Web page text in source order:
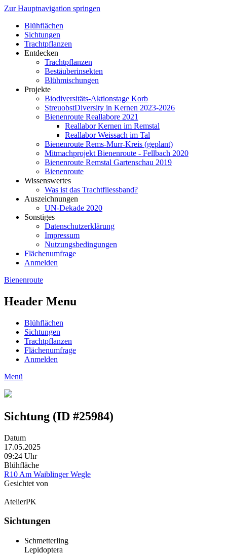
Zur Hauptnavigation springen
Blühflächen
Sichtungen
Trachtpflanzen
Entdecken
Trachtpflanzen
Bestäuberinsekten
Blühmischungen
Projekte
Biodiversitäts-Aktionstage Korb
StreuobstDiversity in Kernen 2023-2026
Bienenroute Reallabore 2021
Reallabor Kernen im Remstal
Reallabor Weissach im Tal
Bienenroute Rems-Murr-Kreis (geplant)
Mitmachprojekt Bienenroute - Fellbach 2020
Bienenroute Remstal Gartenschau 2019
Bienenroute
Wissenswertes
Was ist das Trachtfliessband?
Auszeichnungen
UN-Dekade 2020
Sonstiges
Datenschutzerklärung
Impressum
Nutzungsbedingungen
Flächenumfrage
Anmelden
Bienenroute
Header Menu
Blühflächen
Sichtungen
Trachtpflanzen
Flächenumfrage
Anmelden
Menü
Sichtung (ID #25984)
Datum
17.05.2025
09:24 Uhr
Blühfläche
R10 Am Waiblinger Wegle
Gesichtet von
AtelierPK
Sichtungen
Schmetterling
Lepidoptera